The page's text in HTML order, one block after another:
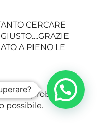
CERCARE
A PIENO LE
problema
possibile.